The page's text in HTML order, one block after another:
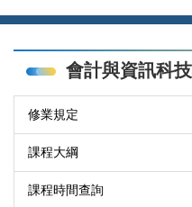
區
會計與資訊科
修業規定
課程大綱
課程時間查詢